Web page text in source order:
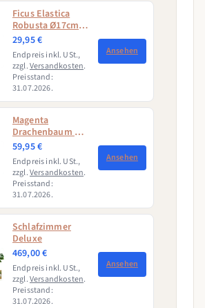
Ficus Elastica
Robusta Ø17cm -
↕50 - 60cm
29,95 €
Endpreis inkl. USt.,
zzgl.Versandkosten.
Preisstand:
31.07.2026.
Ansehen
Magenta
Drachenbaum mit
Korb (Dracaena
Marginata
Magenta)
59,95 €
Endpreis inkl. USt.,
zzgl.Versandkosten.
Preisstand:
31.07.2026.
Ansehen
Schlafzimmer
Deluxe
469,00 €
Endpreis inkl. USt.,
zzgl.Versandkosten.
Preisstand:
31.07.2026.
Ansehen